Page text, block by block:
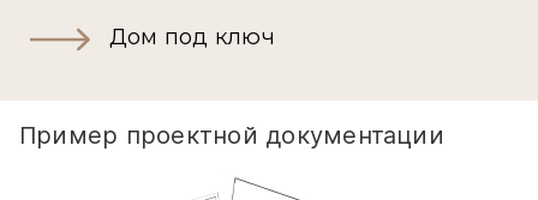
Дом под ключ
Пример проектной документации